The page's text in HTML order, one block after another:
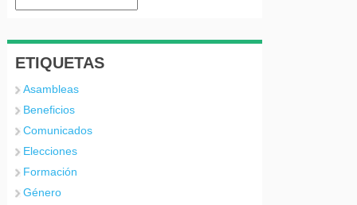
ETIQUETAS
Asambleas
Beneficios
Comunicados
Elecciones
Formación
Género